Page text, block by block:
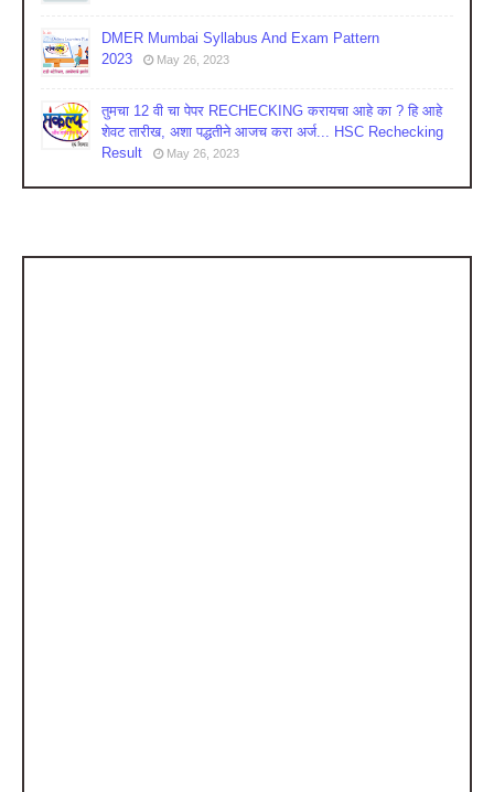
DMER Mumbai Syllabus And Exam Pattern
2023
May 26, 2023
तुमचा 12 वी चा पेपर RECHECKING करायचा आहे का ? हि आहे
शेवट तारीख, अशा पद्धतीने आजच करा अर्ज... HSC Rechecking
Result
May 26, 2023